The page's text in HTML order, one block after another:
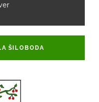
ŠILOBODA